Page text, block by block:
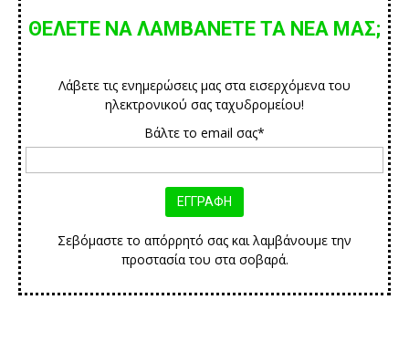
ΘΕΛΕΤΕ ΝΑ ΛΑΜΒΑΝΕΤΕ ΤΑ ΝΕΑ ΜΑΣ;
Λάβετε τις ενημερώσεις μας στα εισερχόμενα του
ηλεκτρονικού σας ταχυδρομείου!
Βάλτε το email σας*
Σεβόμαστε το απόρρητό σας και λαμβάνουμε την
προστασία του στα σοβαρά.